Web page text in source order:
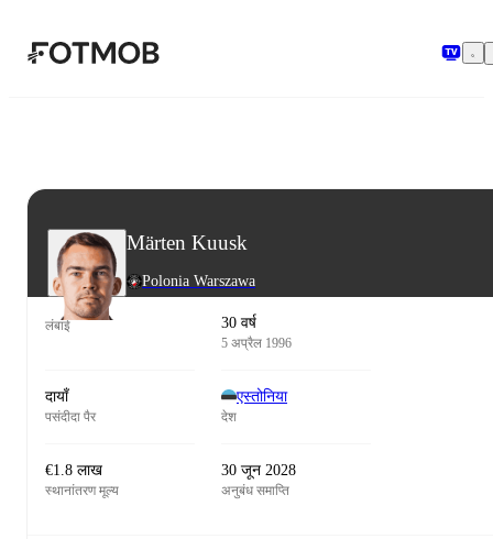
Märten Kuusk
Polonia Warszawa
लंबाई 30 वर्ष
5 अप्रैल 1996
दायाँ
पसंदीदा पैर
एस्तोनिया
देश
€1.8 लाख
स्थानांतरण मूल्य
30 जून 2028
अनुबंध समाप्ति